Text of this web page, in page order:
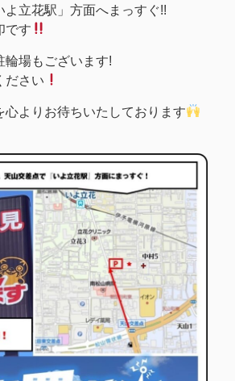
よ立花駅」方面へまっすぐ!!
です
輪場もございます!
ださい
心よりお待ちいたしております